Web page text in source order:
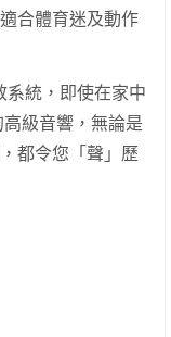
合體育迷及動作
系統，即使在家中
級音響，無論是
都令您「聲」歷